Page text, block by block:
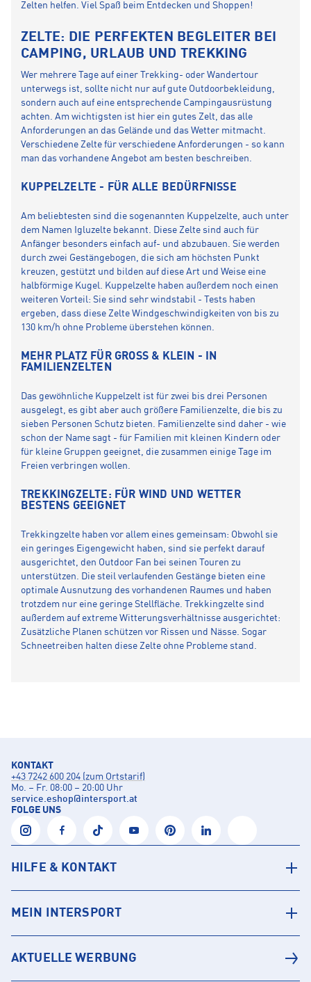
Zelten helfen. Viel Spaß beim Entdecken und Shoppen!
ZELTE: DIE PERFEKTEN BEGLEITER BEI
CAMPING, URLAUB UND TREKKING
Wer mehrere Tage auf einer Trekking- oder Wandertour
unterwegs ist, sollte nicht nur auf gute Outdoorbekleidung,
sondern auch auf eine entsprechende Campingausrüstung
achten. Am wichtigsten ist hier ein gutes Zelt, das alle
Anforderungen an das Gelände und das Wetter mitmacht.
Verschiedene Zelte für verschiedene Anforderungen - so kann
man das vorhandene Angebot am besten beschreiben.
KUPPELZELTE - FÜR ALLE BEDÜRFNISSE
Am beliebtesten sind die sogenannten Kuppelzelte, auch unter
dem Namen Igluzelte bekannt. Diese Zelte sind auch für
Anfänger besonders einfach auf- und abzubauen. Sie werden
durch zwei Gestängebogen, die sich am höchsten Punkt
kreuzen, gestützt und bilden auf diese Art und Weise eine
halbförmige Kugel. Kuppelzelte haben außerdem noch einen
weiteren Vorteil: Sie sind sehr windstabil - Tests haben
ergeben, dass diese Zelte Windgeschwindigkeiten von bis zu
130 km/h ohne Probleme überstehen können.
MEHR PLATZ FÜR GROSS & KLEIN - IN F
AMILIENZELTEN
Das gewöhnliche Kuppelzelt ist für zwei bis drei Personen
ausgelegt, es gibt aber auch größere Familienzelte, die bis zu
sieben Personen Schutz bieten. Familienzelte sind daher - wie
schon der Name sagt - für Familien mit kleinen Kindern oder
für kleine Gruppen geeignet, die zusammen einige Tage im
Freien verbringen wollen.
TREKKINGZELTE: FÜR WIND UND WETTER
BESTENS GEEIGNET
Trekkingzelte haben vor allem eines gemeinsam: Obwohl sie
ein geringes Eigengewicht haben, sind sie perfekt darauf
ausgerichtet, den Outdoor Fan bei seinen Touren zu
unterstützen. Die steil verlaufenden Gestänge bieten eine
optimale Ausnutzung des vorhandenen Raumes und haben
trotzdem nur eine geringe Stellfläche. Trekkingzelte sind
außerdem auf extreme Witterungsverhältnisse ausgerichtet:
Zusätzliche Planen schützen vor Rissen und Nässe. Sogar
Schneetreiben halten diese Zelte ohne Probleme stand.
KONTAKT
+43 7242 600 204 (zum Ortstarif)
Mo. – Fr. 08:00 – 20:00 Uhr
service.eshop@intersport.at
FOLGE UNS
HILFE & KONTAKT
MEIN INTERSPORT
AKTUELLE WERBUNG